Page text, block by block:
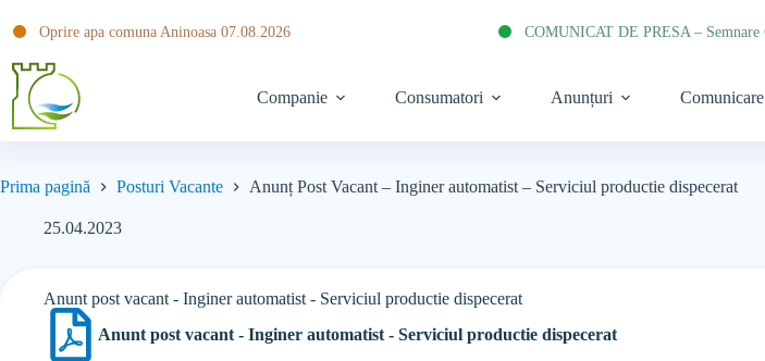
Oprire apa comuna Aninoasa 07.08.2026
Companie Consumatori Anunțuri Comunicare
Prima pagină Posturi Vacante Anunț Post Vacant – Inginer automatist – Serviciul productie dispecerat
25.04.2023
Anunt post vacant - Inginer automatist - Serviciul productie dispecerat
Anunt post vacant - Inginer automatist - Serviciul productie dispecerat